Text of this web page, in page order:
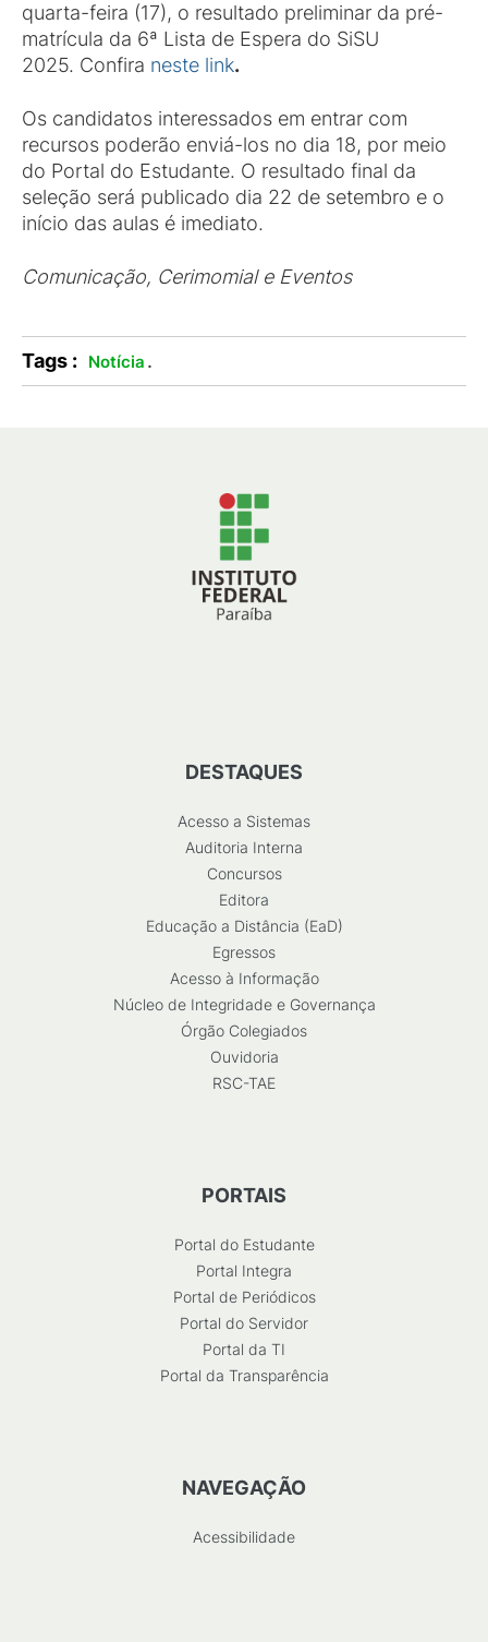
quarta-feira (17), o resultado preliminar da pré-
matrícula da 6ª Lista de Espera do SiSU
2025. Confira neste link.
Os candidatos interessados em entrar com
recursos poderão enviá-los no dia 18, por meio
do Portal do Estudante. O resultado final da
seleção será publicado dia 22 de setembro e o
início das aulas é imediato.
Comunicação, Cerimomial e Eventos
Tags : Notícia .
DESTAQUES
Acesso a Sistemas
Auditoria Interna
Concursos
Editora
Educação a Distância (EaD)
Egressos
Acesso à Informação
Núcleo de Integridade e Governança
Órgão Colegiados
Ouvidoria
RSC-TAE
PORTAIS
Portal do Estudante
Portal Integra
Portal de Periódicos
Portal do Servidor
Portal da TI
Portal da Transparência
NAVEGAÇÃO
Acessibilidade